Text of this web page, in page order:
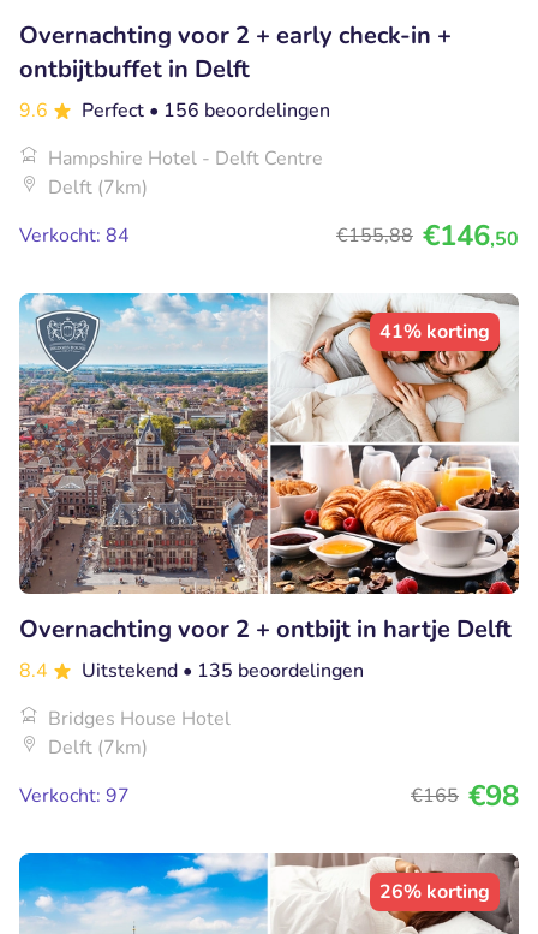
Overnachting voor 2 + early check-in +
ontbijtbuffet in Delft
9.6 Perfect • 156 beoordelingen
Hampshire Hotel - Delft Centre
Delft (7km)
Verkocht: 84
€155,88 €146,50
41% korting
Overnachting voor 2 + ontbijt in hartje Delft
8.4 Uitstekend • 135 beoordelingen
Bridges House Hotel
Delft (7km)
Verkocht: 97
€165 €98
26% korting